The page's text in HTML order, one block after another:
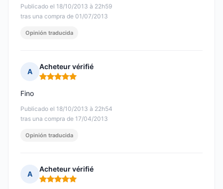
Publicado el 18/10/2013 à 22h59
tras una compra de 01/07/2013
Opinión traducida
A
Acheteur vérifié
Nota: 5 de 5
Publicado el 18/10/2013 à 22h54
tras una compra de 17/04/2013
Fino
Opinión traducida
A
Acheteur vérifié
Nota: 5 de 5